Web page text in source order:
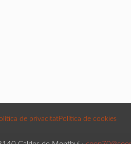
de privacitatPolítica de cookies